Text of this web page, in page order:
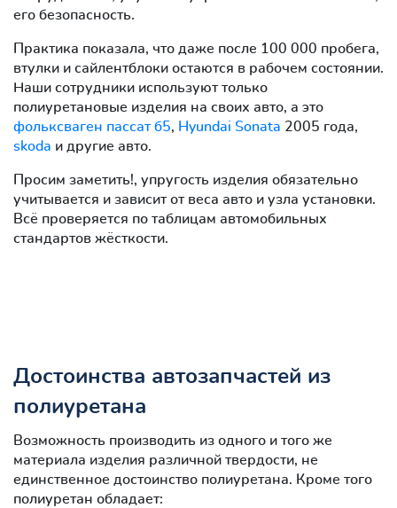
его безопасность.
Практика показала, что даже после 100 000 пробега,
втулки и сайлентблоки остаются в рабочем состоянии.
Наши сотрудники используют только
полиуретановые изделия на своих авто, а это
фольксваген пассат б5, Hyundai Sonata 2005 года,
skoda и другие авто.
Просим заметить!, упругость изделия обязательно
учитывается и зависит от веса авто и узла установки.
Всё проверяется по таблицам автомобильных
стандартов жёсткости.
Достоинства автозапчастей из
полиуретана
Возможность производить из одного и того же
материала изделия различной твердости, не
единственное достоинство полиуретана. Кроме того
полиуретан обладает: